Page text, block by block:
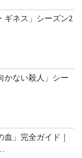
ギネス」シーズン2
かない殺人」シー
」完全ガイド｜